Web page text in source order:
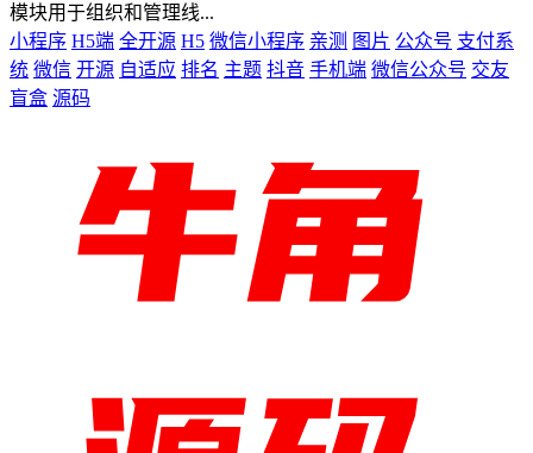
模块用于组织和管理线...
小程序 H5端 全开源 H5 微信小程序 亲测 图片 公众号 支付系
统 微信 开源 自适应 排名 主题 抖音 手机端 微信公众号 交友
盲盒 源码